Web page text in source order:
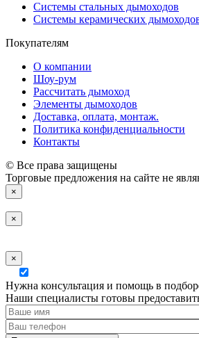
Системы стальных дымоходов
Системы керамических
Покупателям
О компании
Шоу-рум
Рассчитать дымоход
Элементы дымоходов
Доставка, оплата, монтаж.
Политика конфиденциальности
Контакты
© Все права защищены
Торговые предложения на сайте не
×
×
×
Нужна консультация и помощь в
Наши специалисты готовы